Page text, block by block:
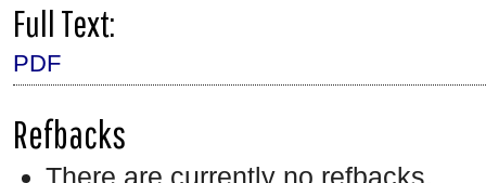
Full Text:
PDF
Refbacks